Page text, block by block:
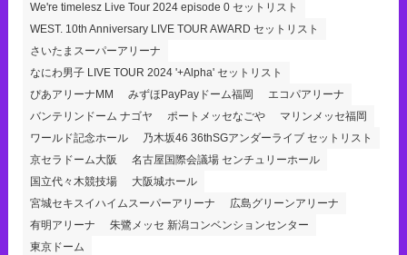
We're timelesz Live Tour 2024 episode 0 セットリスト
WEST. 10th Anniversary LIVE TOUR AWARD セットリスト
さいたまスーパーアリーナ
なにわ男子 LIVE TOUR 2024 '+Alpha' セットリスト
ぴあアリーナMM
みずほPayPayドーム福岡
エコパアリーナ
バンテリンドーム ナゴヤ
ポートメッセなごや
マリンメッセ福岡
ワールド記念ホール
乃木坂46 36thSGアンダーライブ セットリスト
京セラドーム大阪
名古屋国際会議場 センチュリーホール
国立代々木競技場
大阪城ホール
宮城セキスイハイムスーパーアリーナ
広島グリーンアリーナ
有明アリーナ
朱鷺メッセ 新潟コンベンションセンター
東京ドーム